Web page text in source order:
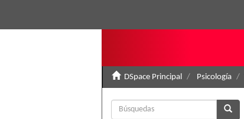
DSpace Principal Psicología